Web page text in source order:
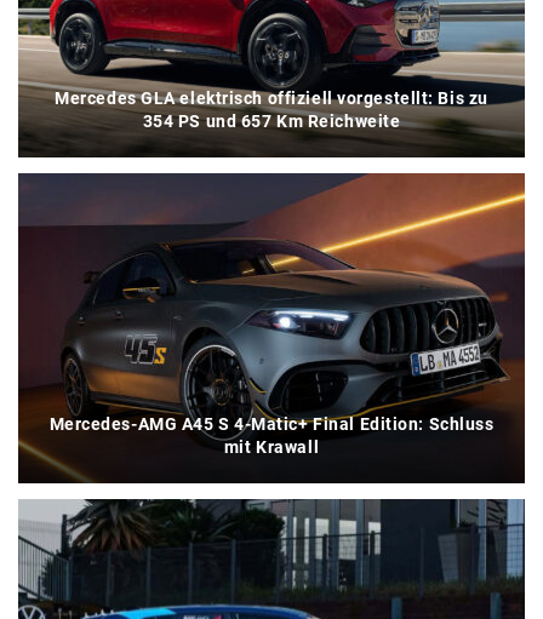
Mercedes GLA elektrisch offiziell vorgestellt: Bis zu
354 PS und 657 Km Reichweite
Mercedes-AMG A45 S 4-Matic+ Final Edition: Schluss
mit Krawall